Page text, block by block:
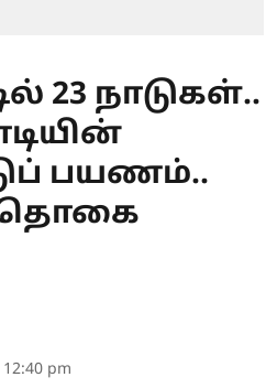
23 நாடுகள்..
பயணம்..
pm